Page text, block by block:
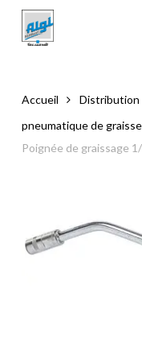
main
Accueil Distribution
pneumatique de graisse
Poignée de graissage